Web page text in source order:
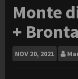
Monte
+
NOV 20, 2021